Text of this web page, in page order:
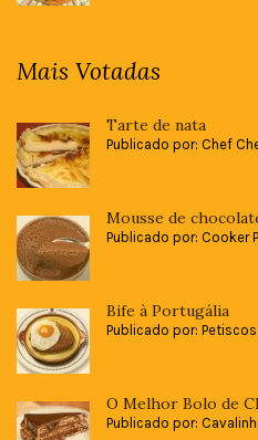
Mais Votadas
Tarte de nata
Publicado por: Chef
Mousse de
Publicado por: Cooker
Bife à Portugália
Publicado por:
O Melhor Bolo de
Publicado por: